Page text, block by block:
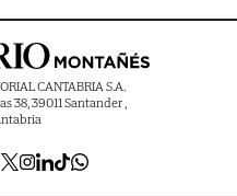
CANTABRIA S.A.
38, 39011 Santander ,